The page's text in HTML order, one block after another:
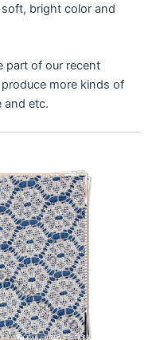
bright color and
part of our recent
more kinds of
and etc.